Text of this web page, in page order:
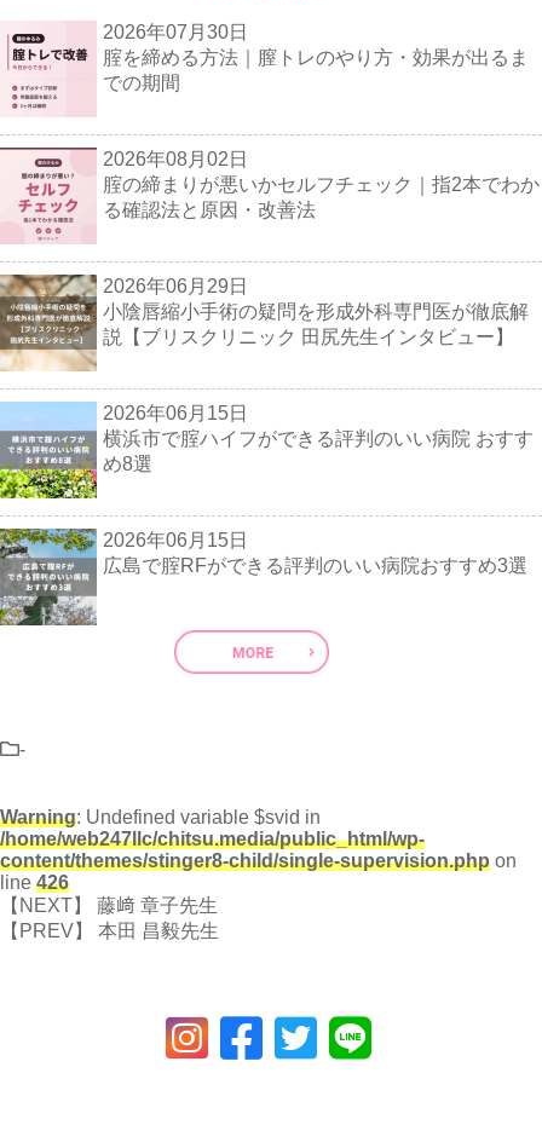
2026年07月30日
腟を締める方法｜膣トレのやり方・効果が出るま
での期間
2026年08月02日
腟の締まりが悪いかセルフチェック｜指2本でわか
る確認法と原因・改善法
2026年06月29日
小陰唇縮小手術の疑問を形成外科専門医が徹底解
説【ブリスクリニック 田尻先生インタビュー】
2026年06月15日
横浜市で腟ハイフができる評判のいい病院 おすす
め8選
2026年06月15日
広島で腟RFができる評判のいい病院おすすめ3選
-
Warning: Undefined variable $svid in
/home/web247llc/chitsu.media/public_html/wp-
content/themes/stinger8-child/single-supervision.php on
line 426
藤﨑 章子先生
本田 昌毅先生